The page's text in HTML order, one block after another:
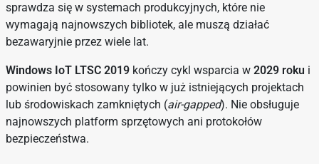
sprawdza się w systemach produkcyjnych, które nie
wymagają najnowszych bibliotek, ale muszą działać
bezawaryjnie przez wiele lat.
Windows IoT LTSC 2019 kończy cykl wsparcia w 2029 roku i
powinien być stosowany tylko w już istniejących projektach
lub środowiskach zamkniętych (air-gapped). Nie obsługuje
najnowszych platform sprzętowych ani protokołów
bezpieczeństwa.